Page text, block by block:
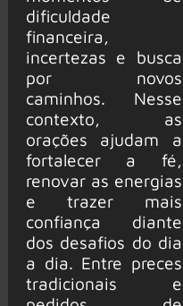
dificuldade
financeira,
incertezas e busca
por novos
caminhos. Nesse
contexto, as
orações ajudam a
fortalecer a fé,
renovar as energias
e trazer mais
confiança diante
dos desafios do dia
a dia. Entre preces
tradicionais e